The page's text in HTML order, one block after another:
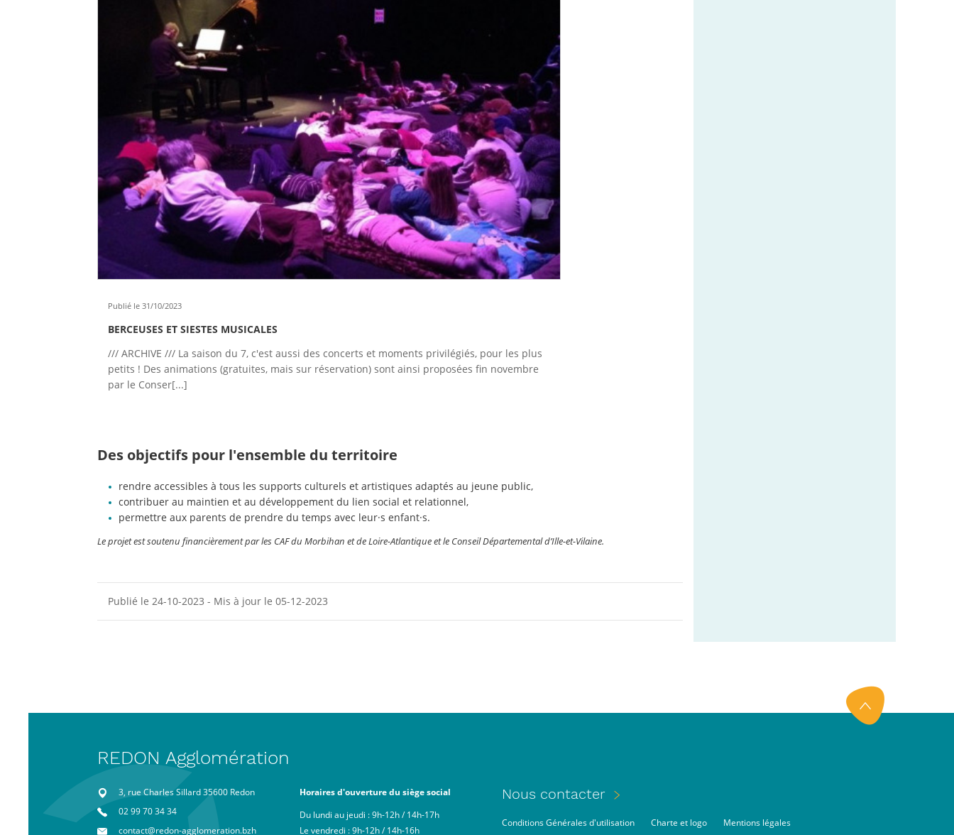
Publié le 31/10/2023
BERCEUSES ET SIESTES MUSICALES
/// ARCHIVE /// La saison du 7, c'est aussi des concerts et moments privilégiés, pour les plus
petits ! Des animations (gratuites, mais sur réservation) sont ainsi proposées fin novembre
par le Conser[...]
Des objectifs pour l'ensemble du territoire
rendre accessibles à tous les supports culturels et artistiques adaptés au jeune public,
contribuer au maintien et au développement du lien social et relationnel,
permettre aux parents de prendre du temps avec leur·s enfant·s.
Le projet est soutenu financièrement par les CAF du Morbihan et de Loire-Atlantique et le Conseil Départemental d’Ille-et-Vilaine.
Publié le 24-10-2023 - Mis à jour le 05-12-2023
REDON Agglomération
3, rue Charles Sillard 35600 Redon
02 99 70 34 34
contact@redon-agglomeration.bzh
Horaires d'ouverture du siège social
Du lundi au jeudi : 9h-12h / 14h-17h
Le vendredi : 9h-12h / 14h-16h
Menu
de
Nous contacter
Footer
Conditions Générales d'utilisation Charte et logo Mentions légales